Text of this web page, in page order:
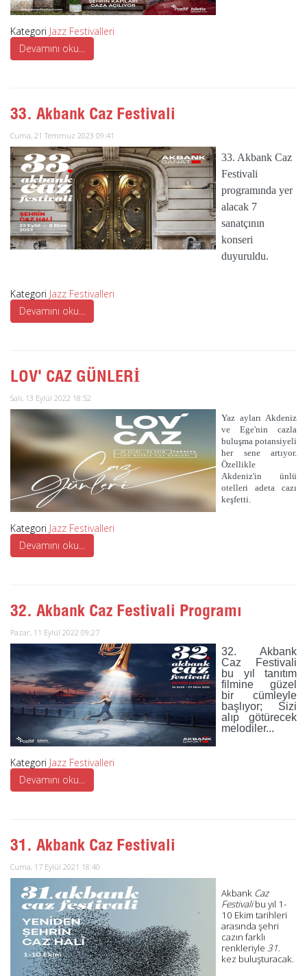
Kategori Jazz Festivalleri
Devamını oku...
33. Akbank Caz Festivali
Cuma, 21 Temmuz 2023 09:41
33. Akbank Caz
Festivali
programında yer
alacak 7
sanatçının
konseri
duyuruldu.
Kategori Jazz Festivalleri
Devamını oku...
LOV' CAZ GÜNLERİ
Salı, 13 Eylül 2022 18:52
Yaz ayları Akdeniz
ve Ege'nin cazla
buluşma potansiyeli
her sene artıyor.
Özellikle
Akdeniz'in ünlü
otelleri adeta cazı
keşfetti.
Kategori Jazz Festivalleri
Devamını oku...
32. Akbank Caz Festivali Programı
Pazar, 11 Eylül 2022 09:27
32. Akbank
Caz Festivali
bu yıl tanıtım
filmine güzel
bir cümleyle
başlıyor; Sizi
alıp götürecek
melodiler...
Kategori Jazz Festivalleri
Devamını oku...
31. Akbank Caz Festivali
Cuma, 17 Eylül 2021 18:40
Akbank Caz
Festivalibu yıl 1-
10 Ekim tarihleri
arasında şehri
cazın farklı
renkleriyle 31.
kez buluşturacak.